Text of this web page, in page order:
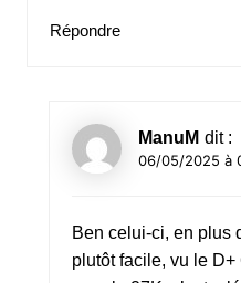
Répondre
ManuM dit :
06/05/2025 à
Ben celui-ci, en plus
plutôt facile, vu le